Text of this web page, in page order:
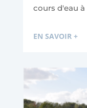
cours d'eau à
EN SAVOIR +